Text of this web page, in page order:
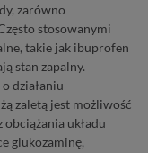
zarówno
stosowanymi
takie jak ibuprofen
stan zapalny.
działaniu
zaletą jest możliwość
układu
glukozaminę,